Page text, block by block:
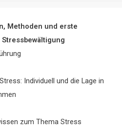
Methoden und erste
Individuell und die Lage in
zum Thema Stress